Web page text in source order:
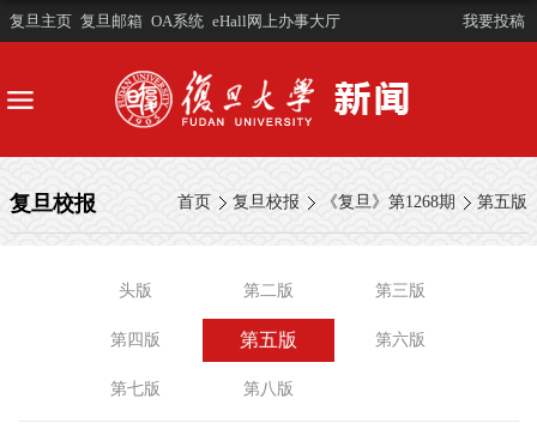
复旦主页 复旦邮箱 OA系统 eHall网上办事大厅 我要投稿
首页 复旦校报 《复旦》第1268期 第五版
复旦校报
头版 第二版 第三版
第四版 第五版 第六版
第七版 第八版